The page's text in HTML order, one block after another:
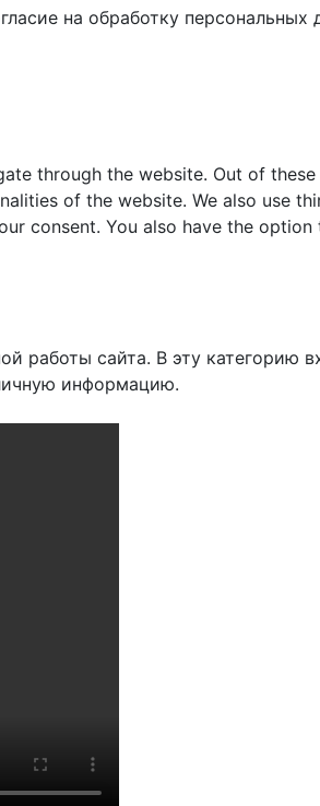
на обработку персональных
through the website. Out of
of the website. We also use
consent. You also have the
сайта. В эту категорию
информацию.